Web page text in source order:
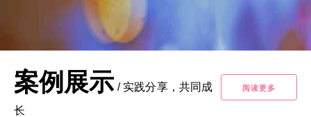
案例展示 / 实践分享，共同成
长
阅读更多